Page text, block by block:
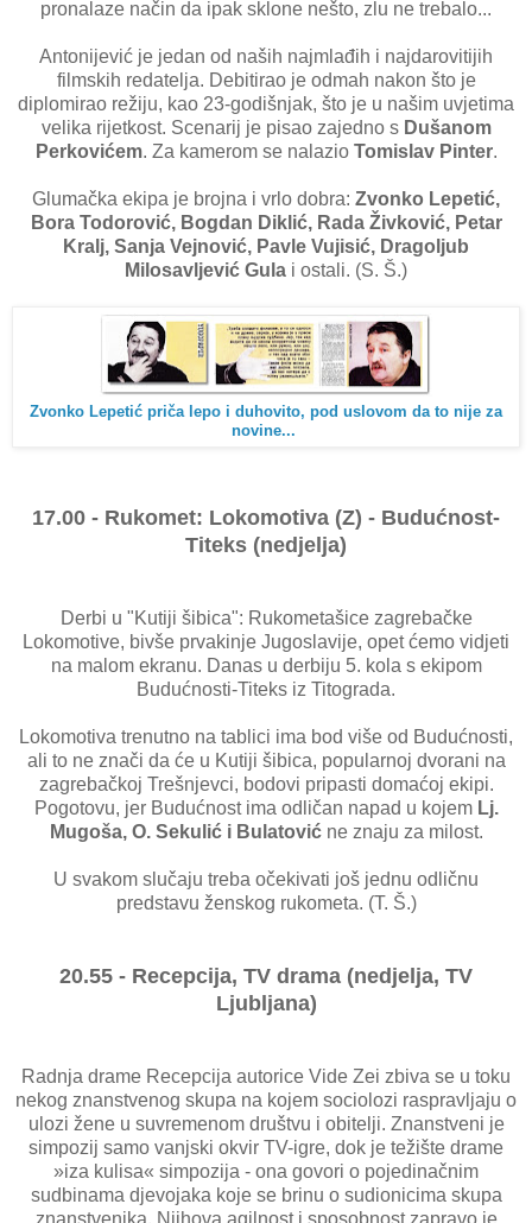
pronalaze način da ipak sklone nešto, zlu ne trebalo...
Antonijević je jedan od naših najmlađih i najdarovitijih
filmskih redatelja. Debitirao je odmah nakon što je
diplomirao režiju, kao 23-godišnjak, što je u našim uvjetima
velika rijetkost. Scenarij je pisao zajedno s Dušanom
Perkovićem. Za kamerom se nalazio Tomislav Pinter.
Glumačka ekipa je brojna i vrlo dobra: Zvonko Lepetić,
Bora Todorović, Bogdan Diklić, Rada Živković, Petar
Kralj, Sanja Vejnović, Pavle Vujisić, Dragoljub
Milosavljević Gula i ostali. (S. Š.)
Zvonko Lepetić priča lepo i duhovito, pod uslovom da to nije za
novine...
17.00 - Rukomet: Lokomotiva (Z) - Budućnost-
Titeks (nedjelja)
Derbi u "Kutiji šibica": Rukometašice zagrebačke
Lokomotive, bivše prvakinje Jugoslavije, opet ćemo vidjeti
na malom ekranu. Danas u derbiju 5. kola s ekipom
Budućnosti-Titeks iz Titograda.
Lokomotiva trenutno na tablici ima bod više od Budućnosti,
ali to ne znači da će u Kutiji šibica, popularnoj dvorani na
zagrebačkoj Trešnjevci, bodovi pripasti domaćoj ekipi.
Pogotovu, jer Budućnost ima odličan napad u kojem Lj.
Mugoša, O. Sekulić i Bulatovićne znaju za milost.
U svakom slučaju treba očekivati još jednu odličnu
predstavu ženskog rukometa. (T. Š.)
20.55 - Recepcija, TV drama (nedjelja, TV
Ljubljana)
Radnja drame Recepcija autorice Vide Zei zbiva se u toku
nekog znanstvenog skupa na kojem sociolozi raspravljaju o
ulozi žene u suvremenom društvu i obitelji. Znanstveni je
simpozij samo vanjski okvir TV-igre, dok je težište drame
»iza kulisa« simpozija - ona govori o pojedinačnim
sudbinama djevojaka koje se brinu o sudionicima skupa